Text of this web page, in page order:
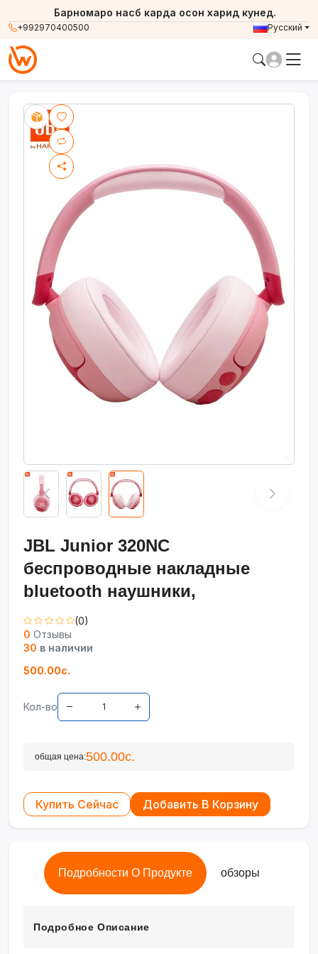
+992970400500
Барномаро насб карда осон харид кунед.
Русский
JBL Junior 320NC
беспроводные накладные
bluetooth наушники,
(0)
0 Отзывы
30 в наличии
500.00с.
Кол-во
общая цена:500.00с.
Купить Сейчас Добавить В Корзину
Подробности О Продукте обзоры
Подробное Описание